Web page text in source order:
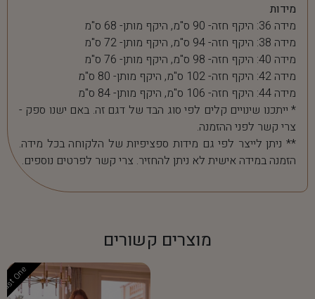
מידות
מידה 36: היקף חזה- 90 ס"מ, היקף מותן- 68 ס"מ
מידה 38: היקף חזה- 94 ס"מ, היקף מותן- 72 ס"מ
מידה 40: היקף חזה- 98 ס"מ, היקף מותן- 76 ס"מ
מידה 42: היקף חזה- 102 ס"מ, היקף מותן- 80 ס"מ
מידה 44: היקף חזה- 106 ס"מ, היקף מותן- 84 ס"מ
* ייתכנו שינויים קלים לפי סוג הבד של דגם זה. באם ישנו ספק -
צרי קשר לפני ההזמנה.
** ניתן לייצר לפי גם מידות ספציפיות של הלקוחה בכל מידה.
הזמנה במידה אישית לא ניתן להחזיר. צרי קשר לפרטים נוספים.
מוצרים קשורים
One